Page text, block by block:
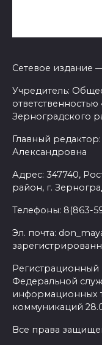
Сетевое издание
Учредитель:
Зерноградского
Главный
Александровна
Адрес: 347740,
район, г.
Телефоны: 8(863-
Эл. почта:
Федеральной
информационных
коммуникаций
Все права